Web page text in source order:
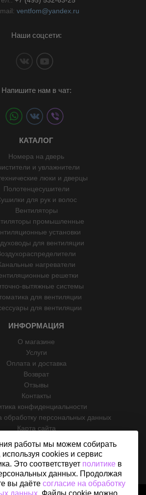
ventfom@yandex.ru
Наши соцсети:
Напишите нам в чат:
КАТАЛОГ
Номера на дверь
и увлажнители
люки и дверцы
Полотенцесушители
для рук и волос
Вентиляторы
промышленные
установки
для вентиляции
нагреватели
решетки
вытяжные системы
для вентиляции
для вентиляции
ИНФОРМАЦИЯ
О магазине
Услуги
Оплата и доставка
Возврат
Отзывы
Контакты
конфиденциальности
обработку персональных данных
Карта сайта
работы мы можем собирать
cookies и сервис
Это соответствует политикев
данных. Продолжая
вы даёте согласие на обработку
данных. Файлы cookie можно